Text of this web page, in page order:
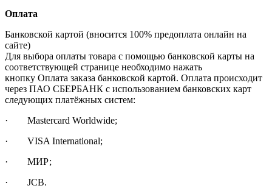
Оплата
Банковской картой (вносится 100% предоплата онлайн на
сайте)
Для выбора оплаты товара с помощью банковской карты на
соответствующей странице необходимо нажать
кнопку Оплата заказа банковской картой. Оплата происходит
через ПАО СБЕРБАНК с использованием банковских карт
следующих платёжных систем:
· Mastercard Worldwide;
· VISA International;
· МИР;
· JCB.